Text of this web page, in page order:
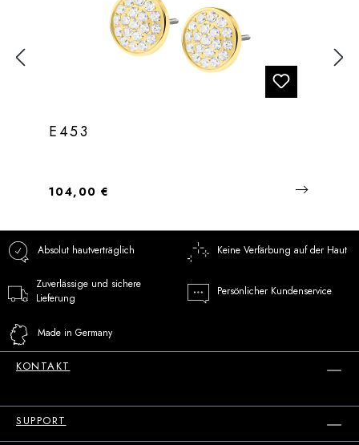
E453
Regulärer Preis:
104,00 €
Absolut hautverträglich Keine Verfärbung auf der Haut
Zuverlässige und sichere
Lieferung
Persönlicher Kundenservice
Made in Germany
KONTAKT
SUPPORT